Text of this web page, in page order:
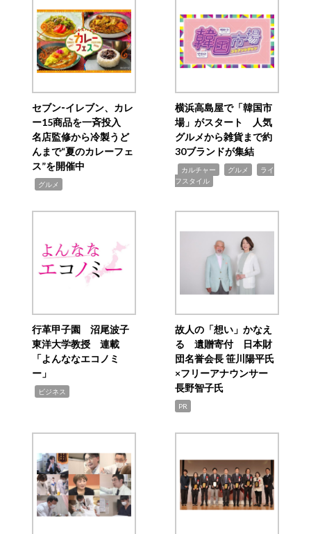
セブン‐イレブン、カレ
ー15商品を一斉投入
名店監修から冷製うど
んまで“夏のカレーフェ
ス”を開催中
グルメ
横浜高島屋で「韓国市
場」がスタート 人気
グルメから雑貨まで約
30ブランドが集結
カルチャー グルメ
ライ
フスタイル
行革甲子園 沼尾波子
東洋大学教授 連載
「よんななエコノミ
ー」
ビジネス
故人の「想い」かなえ
る 遺贈寄付 日本財
団名誉会長 笹川陽平氏
×フリーアナウンサー
長野智子氏
PR